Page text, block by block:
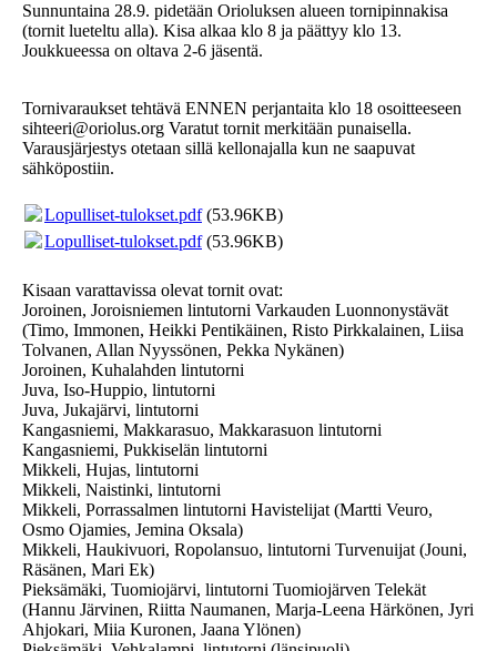
Sunnuntaina 28.9. pidetään Orioluksen alueen tornipinnakisa
(tornit lueteltu alla). Kisa alkaa klo 8 ja päättyy klo 13.
Joukkueessa on oltava 2-6 jäsentä.
Tornivaraukset tehtävä ENNEN perjantaita klo 18 osoitteeseen
sihteeri@oriolus.org Varatut tornit merkitään punaisella.
Varausjärjestys otetaan sillä kellonajalla kun ne saapuvat
sähköpostiin.
Lopulliset-tulokset.pdf(53.96KB)
Lopulliset-tulokset.pdf(53.96KB)
Kisaan varattavissa olevat tornit ovat:
Joroinen, Joroisniemen lintutorni Varkauden Luonnonystävät
(Timo, Immonen, Heikki Pentikäinen, Risto Pirkkalainen, Liisa
Tolvanen, Allan Nyyssönen, Pekka Nykänen)
Joroinen, Kuhalahden lintutorni
Juva, Iso-Huppio, lintutorni
Juva, Jukajärvi, lintutorni
Kangasniemi, Makkarasuo, Makkarasuon lintutorni
Kangasniemi, Pukkiselän lintutorni
Mikkeli, Hujas, lintutorni
Mikkeli, Naistinki, lintutorni
Mikkeli, Porrassalmen lintutorni Havistelijat (Martti Veuro,
Osmo Ojamies, Jemina Oksala)
Mikkeli, Haukivuori, Ropolansuo, lintutorni Turvenuijat (Jouni,
Räsänen, Mari Ek)
Pieksämäki, Tuomiojärvi, lintutorni Tuomiojärven Telekät
(Hannu Järvinen, Riitta Naumanen, Marja-Leena Härkönen, Jyri
Ahjokari, Miia Kuronen, Jaana Ylönen)